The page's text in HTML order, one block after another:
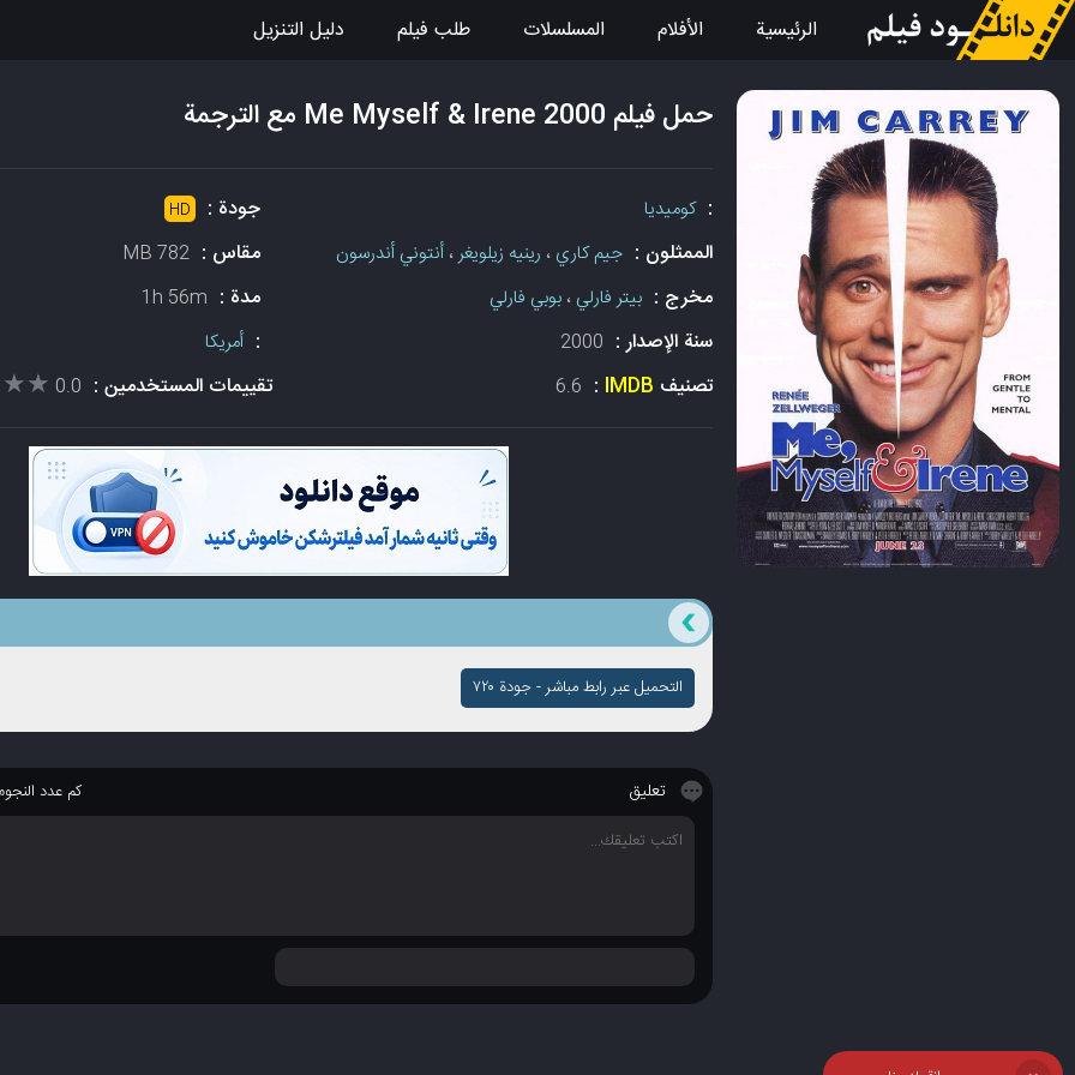
الرئيسية الأفلام المسلسلات طلب فيلم دليل التنزيل
حمل فيلم Me Myself & Irene 2000 مع الترجمة
:كوميديا جودة : HD
الممثلون :جيم كاري ، رينيه زيلويغر،أنتوني أندرسون مقاس :782 MB
مخرج :بيتر فارلي ،بوبي فارلي مدة : 1h 56m
سنة الإصدار : 2000
:أمريكا
تصنيف IMDB
:
6.6 تقييمات المستخدمين : 0.0
التحميل عبر رابط مباشر - جودة ۷۲۰
تعليق كم عدد